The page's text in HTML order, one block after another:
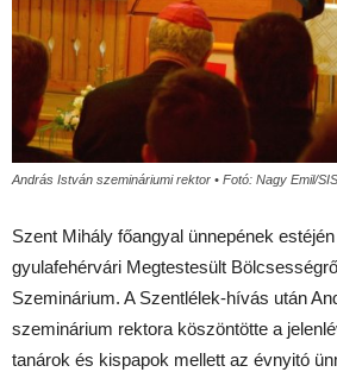
András István szemináriumi rektor • Fotó: Nagy Emil/SIS
Szent Mihály főangyal ünnepének
gyulafehérvári Megtestesült
Szeminárium. A Szentlélek-hívás után
szeminárium rektora köszöntötte a
tanárok és kispapok mellett az évnyitó